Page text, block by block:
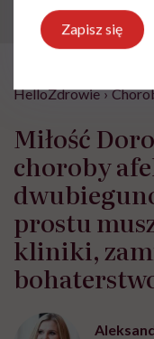
HelloZdrowie ›
Miłość
choroby
prostu
kliniki,
Zapisz się